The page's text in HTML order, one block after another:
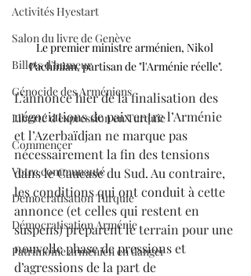
Activités Hyestart
Salon du livre de Genève
Billets d'humeur
Génocide des Arméniens
Liberté d'expression en Turquie
Commencer
Votre communauté
Démocratisation Turquie
Démocratisation Arménie
Patrimoine arménien en danger
Le premier ministre arménien, Nikol
Pachinian, partisan de "l'Arménie réelle".
L’annonce hier de la finalisation des
négociations de paix entre l’Arménie
et l’Azerbaïdjan ne marque pas
nécessairement la fin des tensions
dans le Caucase du Sud. Au contraire,
les conditions qui ont conduit à cette
annonce (et celles qui restent en
suspens) préparent le terrain pour une
nouvelle phase de pressions et
d’agressions de la part de